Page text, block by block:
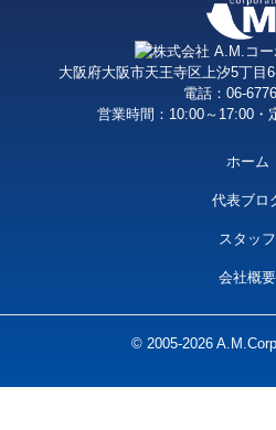
大阪府大阪市天王寺区上汐5丁目
電話：06-
営業時間：10:00～17:00・
ホーム
代表ブロ
スタッフ
会社概要
© 2005-2026